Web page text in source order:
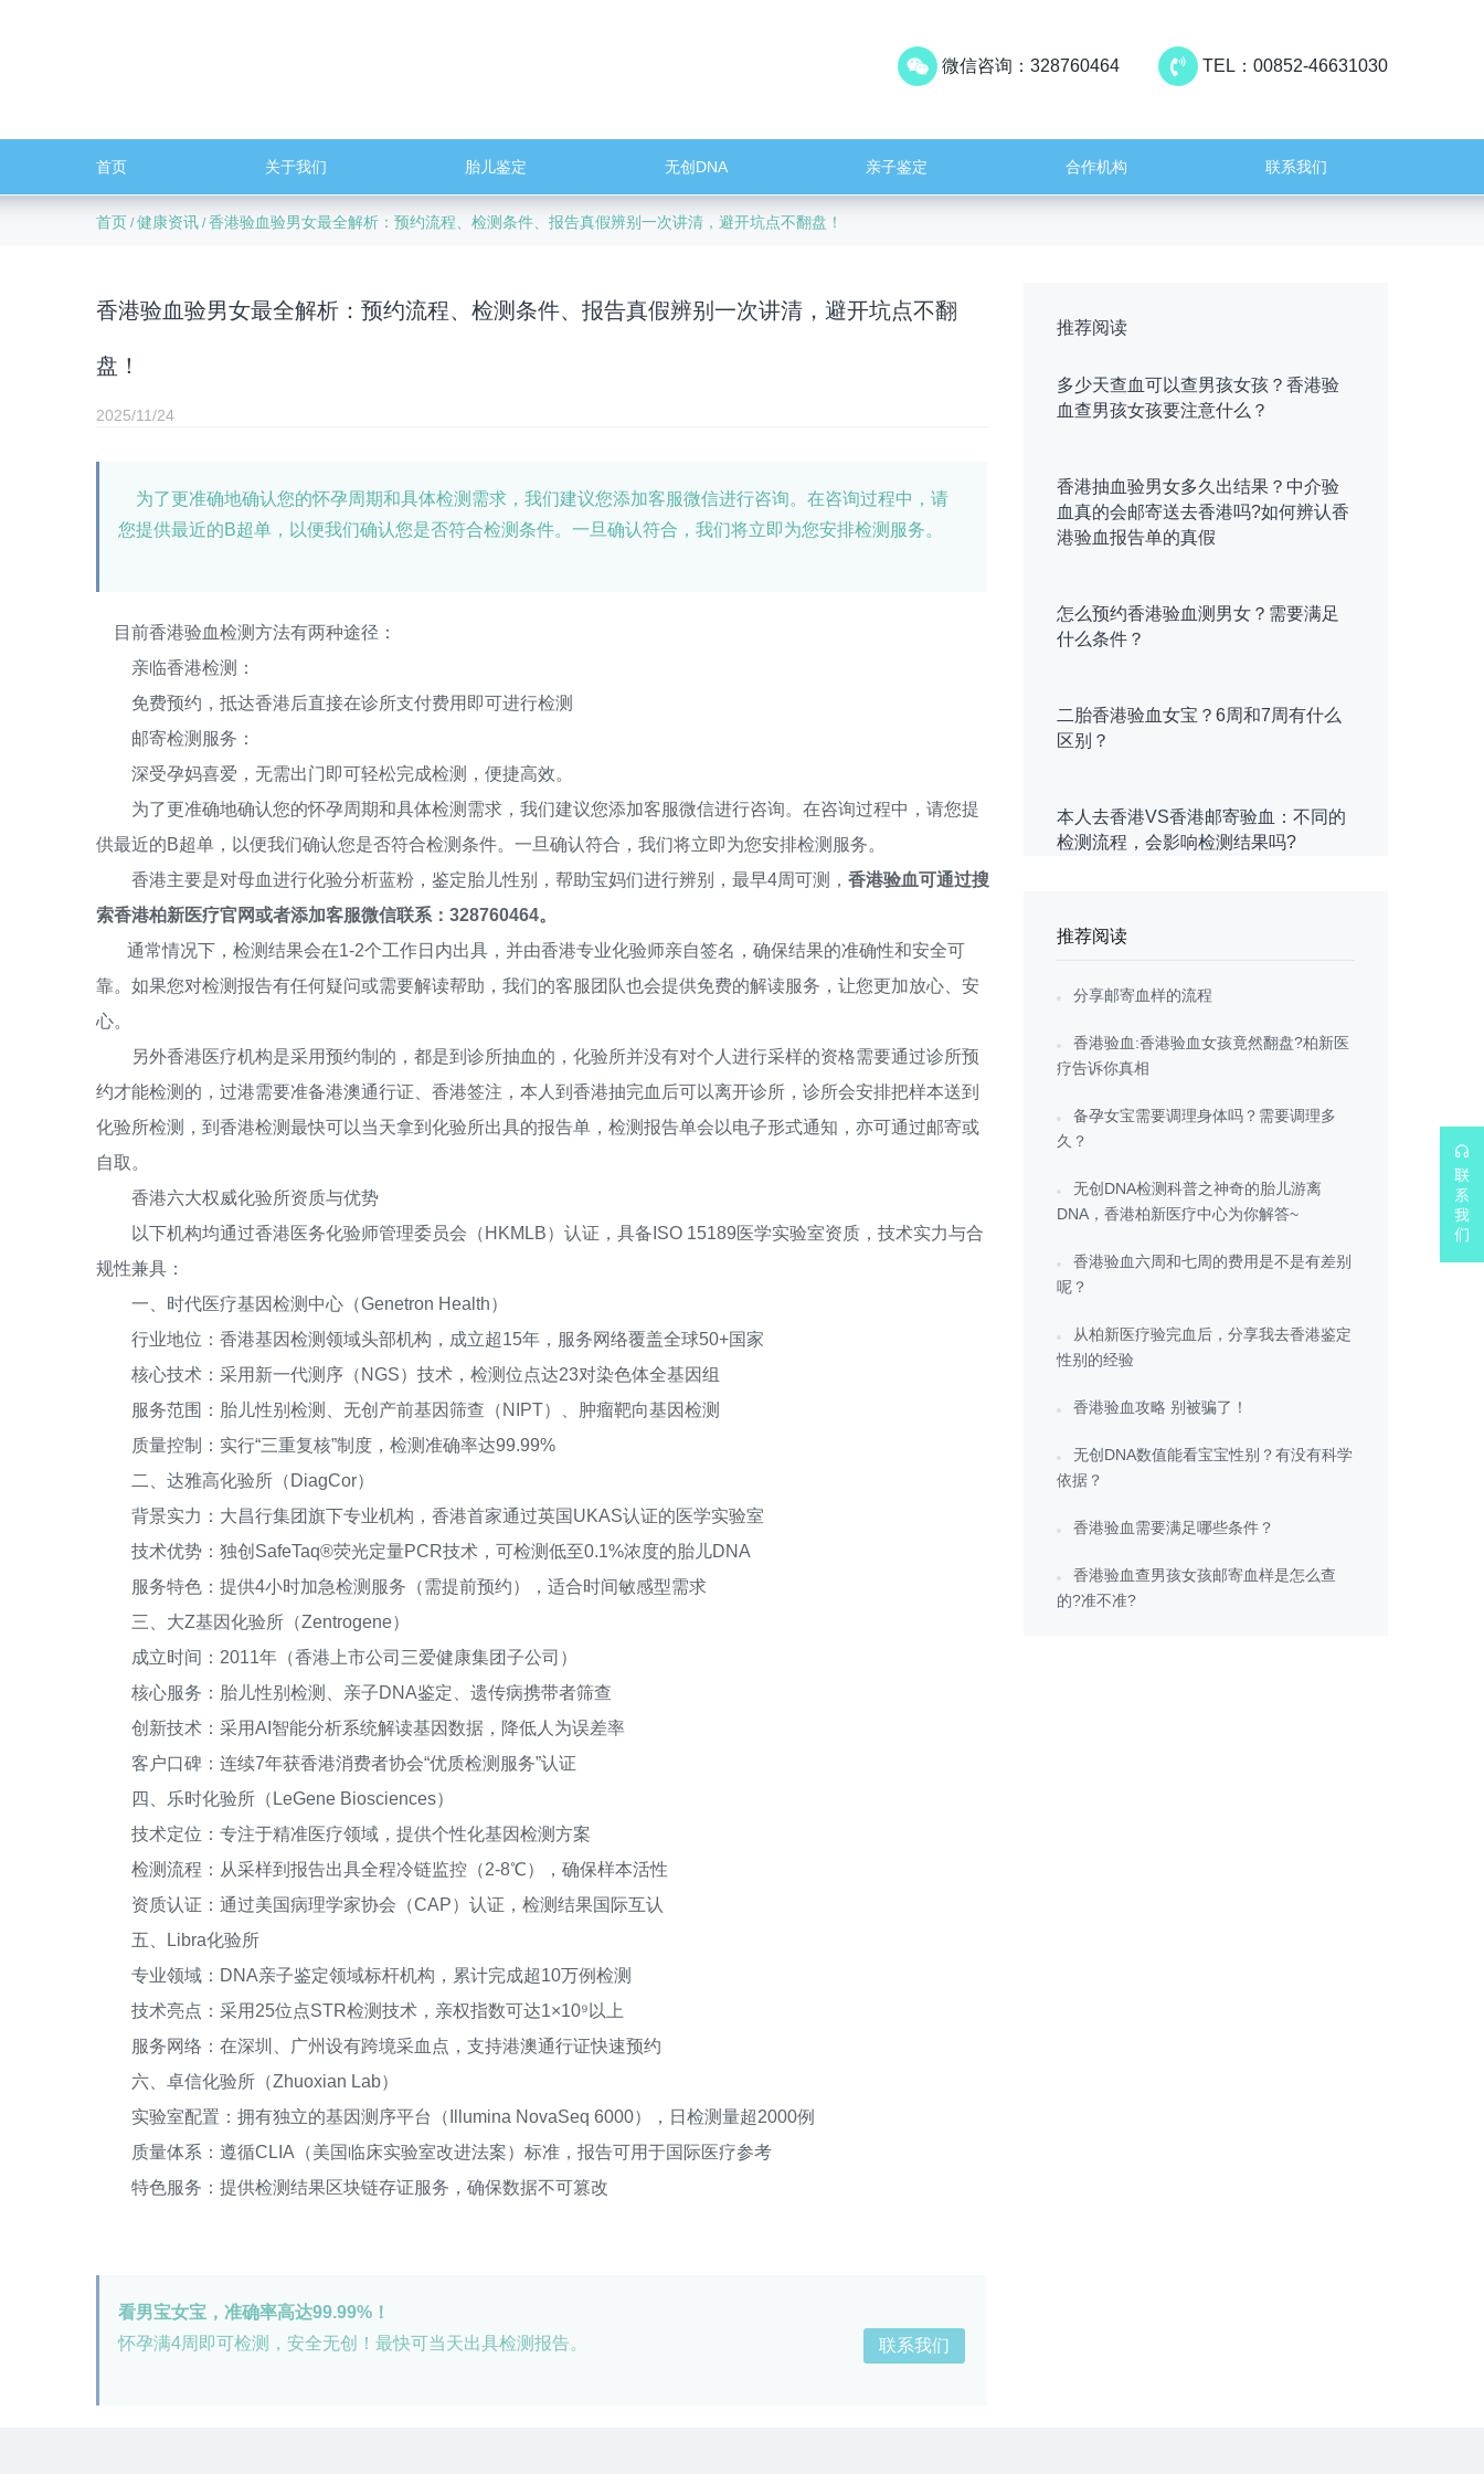
TEL：00852-46631030
微信咨询：328760464
首页 关于我们 胎儿鉴定 无创DNA 亲子鉴定 合作机构 联系我们
首页 /健康资讯 /香港验血验男女最全解析：预约流程、检测条件、报告真假辨别一次讲清，避开坑点不翻盘！
香港验血验男女最全解析：预约流程、检测条件、报告真假辨别一次讲清，避开坑点不翻
盘！
2025/11/24
为了更准确地确认您的怀孕周期和具体检测需求，我们建议您添加客服微信进行咨询。在咨询过程中，请
您提供最近的B超单，以便我们确认您是否符合检测条件。一旦确认符合，我们将立即为您安排检测服务。
目前香港验血检测方法有两种途径：
亲临香港检测：
免费预约，抵达香港后直接在诊所支付费用即可进行检测
邮寄检测服务：
深受孕妈喜爱，无需出门即可轻松完成检测，便捷高效。
为了更准确地确认您的怀孕周期和具体检测需求，我们建议您添加客服微信进行咨询。在咨询过程中，请您提
供最近的B超单，以便我们确认您是否符合检测条件。一旦确认符合，我们将立即为您安排检测服务。
香港主要是对母血进行化验分析蓝粉，鉴定胎儿性别，帮助宝妈们进行辨别，最早4周可测， 香港验血可通过搜
索香港柏新医疗官网或者添加客服微信联系：328760464。
通常情况下，检测结果会在1-2个工作日内出具，并由香港专业化验师亲自签名，确保结果的准确性和安全可
靠。如果您对检测报告有任何疑问或需要解读帮助，我们的客服团队也会提供免费的解读服务，让您更加放心、安
心。
另外香港医疗机构是采用预约制的，都是到诊所抽血的，化验所并没有对个人进行采样的资格需要通过诊所预
约才能检测的，过港需要准备港澳通行证、香港签注，本人到香港抽完血后可以离开诊所，诊所会安排把样本送到
化验所检测，到香港检测最快可以当天拿到化验所出具的报告单，检测报告单会以电子形式通知，亦可通过邮寄或
自取。
香港六大权威化验所资质与优势
以下机构均通过香港医务化验师管理委员会（HKMLB）认证，具备ISO 15189医学实验室资质，技术实力与合
规性兼具：
一、时代医疗基因检测中心（Genetron Health）
行业地位：香港基因检测领域头部机构，成立超15年，服务网络覆盖全球50+国家
核心技术：采用新一代测序（NGS）技术，检测位点达23对染色体全基因组
服务范围：胎儿性别检测、无创产前基因筛查（NIPT）、肿瘤靶向基因检测
质量控制：实行“三重复核”制度，检测准确率达99.99%
二、达雅高化验所（DiagCor）
背景实力：大昌行集团旗下专业机构，香港首家通过英国UKAS认证的医学实验室
技术优势：独创SafeTaq®荧光定量PCR技术，可检测低至0.1%浓度的胎儿DNA
服务特色：提供4小时加急检测服务（需提前预约），适合时间敏感型需求
三、大Z基因化验所（Zentrogene）
成立时间：2011年（香港上市公司三爱健康集团子公司）
核心服务：胎儿性别检测、亲子DNA鉴定、遗传病携带者筛查
创新技术：采用AI智能分析系统解读基因数据，降低人为误差率
客户口碑：连续7年获香港消费者协会“优质检测服务”认证
四、乐时化验所（LeGene Biosciences）
技术定位：专注于精准医疗领域，提供个性化基因检测方案
检测流程：从采样到报告出具全程冷链监控（2-8℃），确保样本活性
资质认证：通过美国病理学家协会（CAP）认证，检测结果国际互认
五、Libra化验所
专业领域：DNA亲子鉴定领域标杆机构，累计完成超10万例检测
技术亮点：采用25位点STR检测技术，亲权指数可达1×10⁹以上
服务网络：在深圳、广州设有跨境采血点，支持港澳通行证快速预约
六、卓信化验所（Zhuoxian Lab）
实验室配置：拥有独立的基因测序平台（Illumina NovaSeq 6000），日检测量超2000例
质量体系：遵循CLIA（美国临床实验室改进法案）标准，报告可用于国际医疗参考
特色服务：提供检测结果区块链存证服务，确保数据不可篡改
看男宝女宝，准确率高达99.99%！
怀孕满4周即可检测，安全无创！最快可当天出具检测报告。
联系我们
推荐阅读
多少天查血可以查男孩女孩？香港验
血查男孩女孩要注意什么？
香港抽血验男女多久出结果？中介验
血真的会邮寄送去香港吗?如何辨认香
港验血报告单的真假
怎么预约香港验血测男女？需要满足
什么条件？
二胎香港验血女宝？6周和7周有什么
区别？
本人去香港VS香港邮寄验血：不同的
检测流程，会影响检测结果吗?
推荐阅读
分享邮寄血样的流程
香港验血:香港验血女孩竟然翻盘?柏新医
疗告诉你真相
备孕女宝需要调理身体吗？需要调理多
久？
无创DNA检测科普之神奇的胎儿游离
DNA，香港柏新医疗中心为你解答~
香港验血六周和七周的费用是不是有差别
呢？
从柏新医疗验完血后，分享我去香港鉴定
性别的经验
香港验血攻略 别被骗了！
无创DNA数值能看宝宝性别？有没有科学
依据？
香港验血需要满足哪些条件？
香港验血查男孩女孩邮寄血样是怎么查
的?准不准?